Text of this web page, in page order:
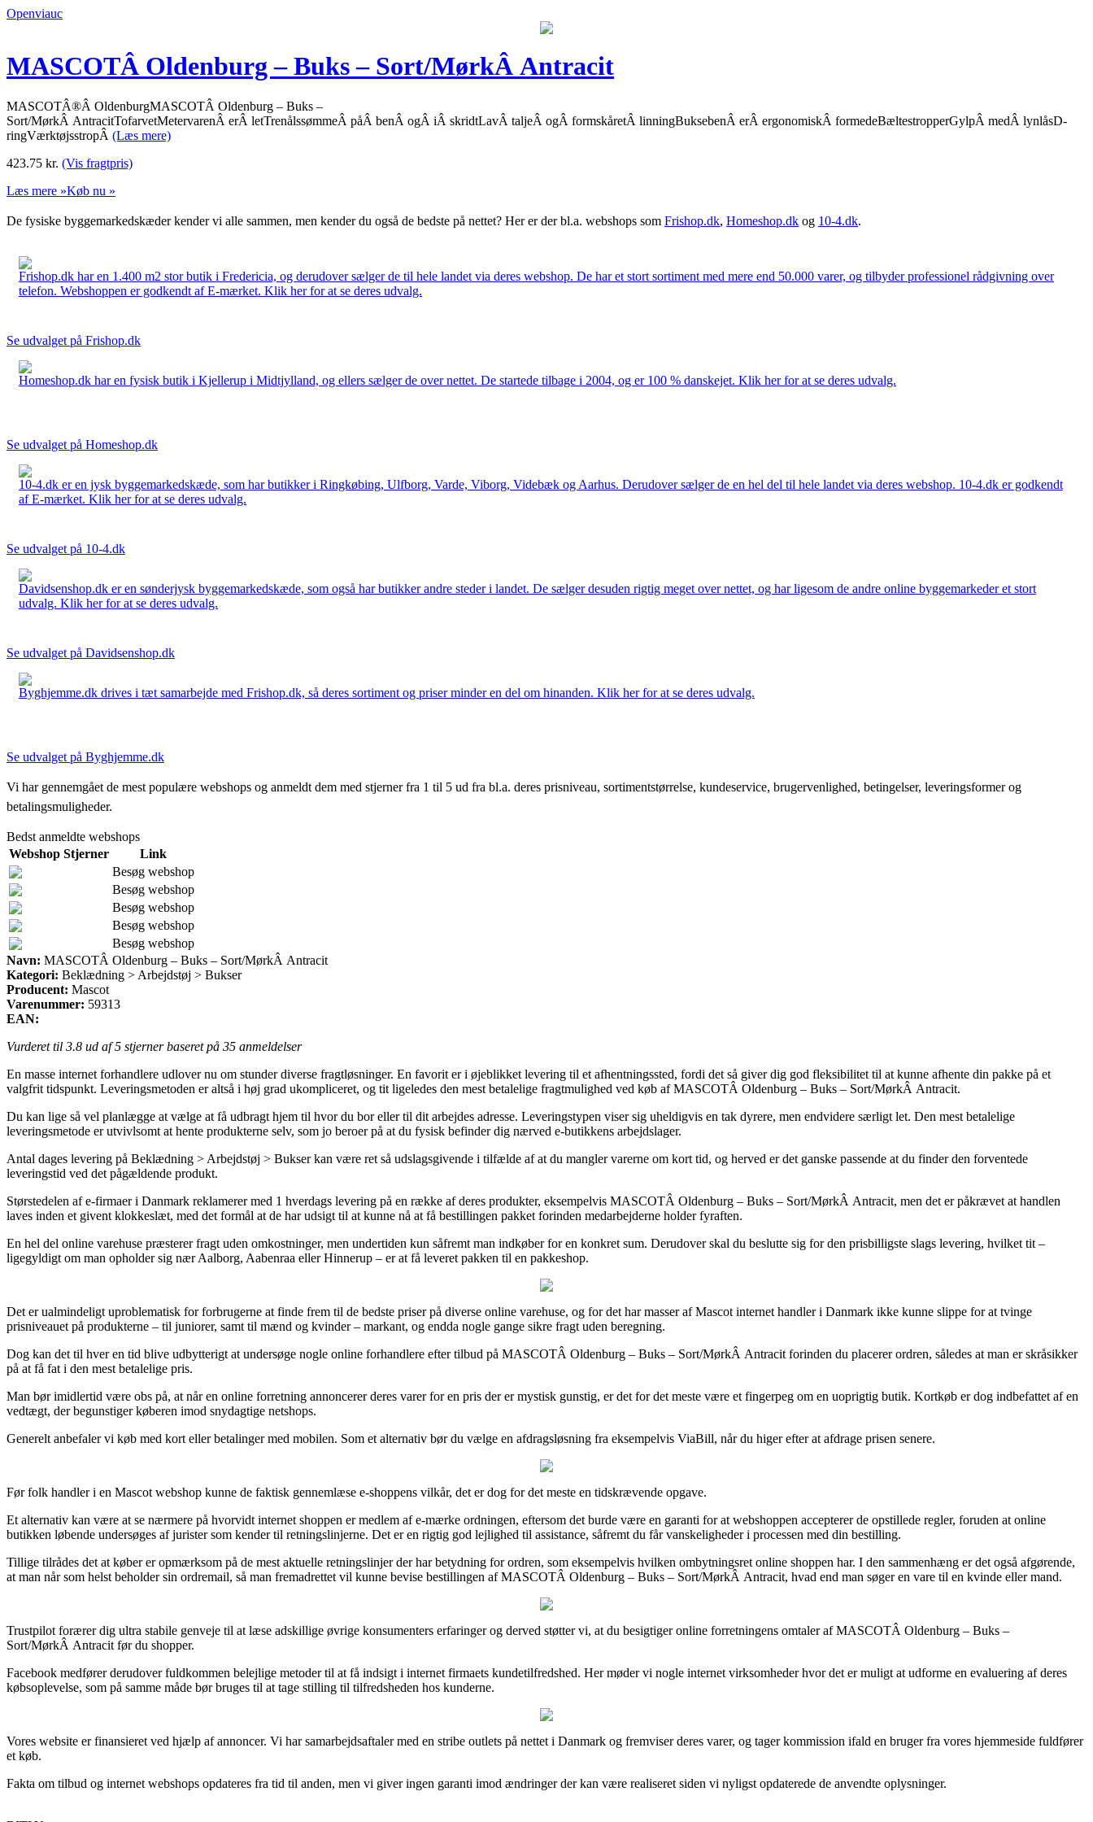
Openviauc
MASCOTÂ Oldenburg – Buks – Sort/MørkÂ Antracit
MASCOTÂ®Â OldenburgMASCOTÂ Oldenburg – Buks –
Sort/MørkÂ AntracitTofarvetMetervarenÂ erÂ letTrenålssømmeÂ påÂ benÂ ogÂ iÂ skridtLavÂ taljeÂ ogÂ formskåretÂ linningBuksebenÂ erÂ ergonomiskÂ formedeBæltestropperGylpÂ medÂ lynlåsD-
ringVærktøjsstropÂ (Læs mere)
423.75 kr. (Vis fragtpris)
Læs mere »Køb nu »
De fysiske byggemarkedskæder kender vi alle sammen, men kender du også de bedste på nettet? Her er der bl.a. webshops som Frishop.dk, Homeshop.dk og 10-4.dk.
Frishop.dk har en 1.400 m2 stor butik i Fredericia, og derudover sælger de til hele landet via deres webshop. De har et stort sortiment med mere end 50.000 varer, og tilbyder professionel rådgivning over
telefon. Webshoppen er godkendt af E-mærket. Klik her for at se deres udvalg.
Se udvalget på Frishop.dk
Homeshop.dk har en fysisk butik i Kjellerup i Midtjylland, og ellers sælger de over nettet. De startede tilbage i 2004, og er 100 % danskejet. Klik her for at se deres udvalg.
Se udvalget på Homeshop.dk
10-4.dk er en jysk byggemarkedskæde, som har butikker i Ringkøbing, Ulfborg, Varde, Viborg, Videbæk og Aarhus. Derudover sælger de en hel del til hele landet via deres webshop. 10-4.dk er godkendt
af E-mærket. Klik her for at se deres udvalg.
Se udvalget på 10-4.dk
Davidsenshop.dk er en sønderjysk byggemarkedskæde, som også har butikker andre steder i landet. De sælger desuden rigtig meget over nettet, og har ligesom de andre online byggemarkeder et stort
udvalg. Klik her for at se deres udvalg.
Se udvalget på Davidsenshop.dk
Byghjemme.dk drives i tæt samarbejde med Frishop.dk, så deres sortiment og priser minder en del om hinanden. Klik her for at se deres udvalg.
Se udvalget på Byghjemme.dk
Vi har gennemgået de mest populære webshops og anmeldt dem med stjerner fra 1 til 5 ud fra bl.a. deres prisniveau, sortimentstørrelse, kundeservice, brugervenlighed, betingelser, leveringsformer og
betalingsmuligheder.
Bedst anmeldte webshops
Webshop Stjerner
Link
Besøg webshop
Besøg webshop
Besøg webshop
Besøg webshop
Besøg webshop
Navn: MASCOTÂ Oldenburg – Buks – Sort/MørkÂ Antracit
Kategori: Beklædning > Arbejdstøj > Bukser
Producent: Mascot
Varenummer: 59313
EAN:
Vurderet til 3.8 ud af 5 stjerner baseret på 35 anmeldelser
En masse internet forhandlere udlover nu om stunder diverse fragtløsninger. En favorit er i øjeblikket levering til et afhentningssted, fordi det så giver dig god fleksibilitet til at kunne afhente din pakke på et
valgfrit tidspunkt. Leveringsmetoden er altså i høj grad ukompliceret, og tit ligeledes den mest betalelige fragtmulighed ved køb af MASCOTÂ Oldenburg – Buks – Sort/MørkÂ Antracit.
Du kan lige så vel planlægge at vælge at få udbragt hjem til hvor du bor eller til dit arbejdes adresse. Leveringstypen viser sig uheldigvis en tak dyrere, men endvidere særligt let. Den mest betalelige
leveringsmetode er utvivlsomt at hente produkterne selv, som jo beroer på at du fysisk befinder dig nærved e-butikkens arbejdslager.
Antal dages levering på Beklædning > Arbejdstøj > Bukser kan være ret så udslagsgivende i tilfælde af at du mangler varerne om kort tid, og herved er det ganske passende at du finder den forventede
leveringstid ved det pågældende produkt.
Størstedelen af e-firmaer i Danmark reklamerer med 1 hverdags levering på en række af deres produkter, eksempelvis MASCOTÂ Oldenburg – Buks – Sort/MørkÂ Antracit, men det er påkrævet at handlen
laves inden et givent klokkeslæt, med det formål at de har udsigt til at kunne nå at få bestillingen pakket forinden medarbejderne holder fyraften.
En hel del online varehuse præsterer fragt uden omkostninger, men undertiden kun såfremt man indkøber for en konkret sum. Derudover skal du beslutte sig for den prisbilligste slags levering, hvilket tit –
ligegyldigt om man opholder sig nær Aalborg, Aabenraa eller Hinnerup – er at få leveret pakken til en pakkeshop.
Det er ualmindeligt uproblematisk for forbrugerne at finde frem til de bedste priser på diverse online varehuse, og for det har masser af Mascot internet handler i Danmark ikke kunne slippe for at tvinge
prisniveauet på produkterne – til juniorer, samt til mænd og kvinder – markant, og endda nogle gange sikre fragt uden beregning.
Dog kan det til hver en tid blive udbytterigt at undersøge nogle online forhandlere efter tilbud på MASCOTÂ Oldenburg – Buks – Sort/MørkÂ Antracit forinden du placerer ordren, således at man er skråsikker
på at få fat i den mest betalelige pris.
Man bør imidlertid være obs på, at når en online forretning annoncerer deres varer for en pris der er mystisk gunstig, er det for det meste være et fingerpeg om en uoprigtig butik. Kortkøb er dog indbefattet af en
vedtægt, der begunstiger køberen imod snydagtige netshops.
Generelt anbefaler vi køb med kort eller betalinger med mobilen. Som et alternativ bør du vælge en afdragsløsning fra eksempelvis ViaBill, når du higer efter at afdrage prisen senere.
Før folk handler i en Mascot webshop kunne de faktisk gennemlæse e-shoppens vilkår, det er dog for det meste en tidskrævende opgave.
Et alternativ kan være at se nærmere på hvorvidt internet shoppen er medlem af e-mærke ordningen, eftersom det burde være en garanti for at webshoppen accepterer de opstillede regler, foruden at online
butikken løbende undersøges af jurister som kender til retningslinjerne. Det er en rigtig god lejlighed til assistance, såfremt du får vanskeligheder i processen med din bestilling.
Tillige tilrådes det at køber er opmærksom på de mest aktuelle retningslinjer der har betydning for ordren, som eksempelvis hvilken ombytningsret online shoppen har. I den sammenhæng er det også afgørende,
at man når som helst beholder sin ordremail, så man fremadrettet vil kunne bevise bestillingen af MASCOTÂ Oldenburg – Buks – Sort/MørkÂ Antracit, hvad end man søger en vare til en kvinde eller mand.
Trustpilot forærer dig ultra stabile genveje til at læse adskillige øvrige konsumenters erfaringer og derved støtter vi, at du besigtiger online forretningens omtaler af MASCOTÂ Oldenburg – Buks –
Sort/MørkÂ Antracit før du shopper.
Facebook medfører derudover fuldkommen belejlige metoder til at få indsigt i internet firmaets kundetilfredshed. Her møder vi nogle internet virksomheder hvor det er muligt at udforme en evaluering af deres
købsoplevelse, som på samme måde bør bruges til at tage stilling til tilfredsheden hos kunderne.
Vores website er finansieret ved hjælp af annoncer. Vi har samarbejdsaftaler med en stribe outlets på nettet i Danmark og fremviser deres varer, og tager kommission ifald en bruger fra vores hjemmeside fuldfører
et køb.
Fakta om tilbud og internet webshops opdateres fra tid til anden, men vi giver ingen garanti imod ændringer der kan være realiseret siden vi nyligst opdaterede de anvendte oplysninger.